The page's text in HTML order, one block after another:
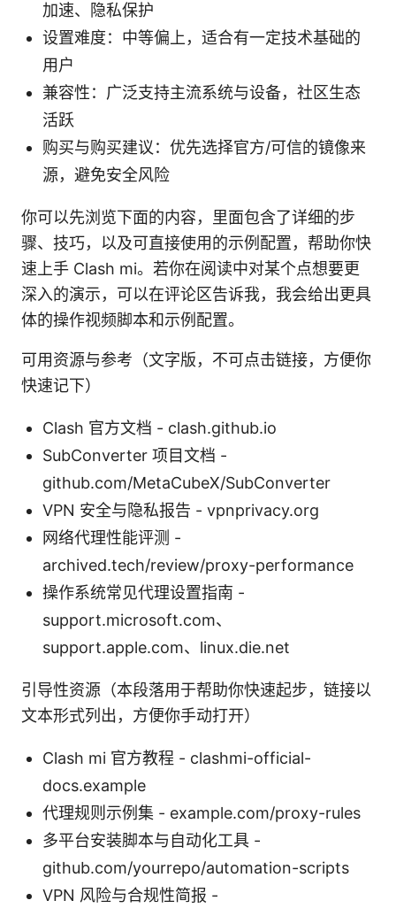
加速、隐私保护
设置难度：中等偏上，适合有一定技术基础的
用户
兼容性：广泛支持主流系统与设备，社区生态
活跃
购买与购买建议：优先选择官方/可信的镜像来
源，避免安全风险
你可以先浏览下面的内容，里面包含了详细的步
骤、技巧，以及可直接使用的示例配置，帮助你快
速上手 Clash mi。若你在阅读中对某个点想要更
深入的演示，可以在评论区告诉我，我会给出更具
体的操作视频脚本和示例配置。
可用资源与参考（文字版，不可点击链接，方便你
快速记下）
Clash 官方文档 - clash.github.io
SubConverter 项目文档 -
github.com/MetaCubeX/SubConverter
VPN 安全与隐私报告 - vpnprivacy.org
网络代理性能评测 -
archived.tech/review/proxy-performance
操作系统常见代理设置指南 -
support.microsoft.com、
support.apple.com、linux.die.net
引导性资源（本段落用于帮助你快速起步，链接以
文本形式列出，方便你手动打开）
Clash mi 官方教程 - clashmi-official-
docs.example
代理规则示例集 - example.com/proxy-rules
多平台安装脚本与自动化工具 -
github.com/yourrepo/automation-scripts
VPN 风险与合规性简报 -